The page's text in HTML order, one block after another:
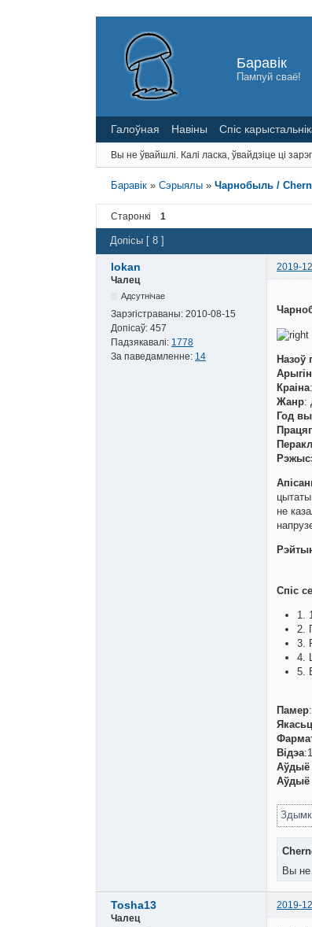
Баравік
Пампуй сваё!
Галоўная Навіны Спіс
Вы не ўвайшлі. Калі ласка, ўвайдзіце ці
Баравік »Сэрыялы »Чарнобыль /
Старонкі 1
Допісы [ 8 ]
lokan
2019-
Чалец
Адсутнічае
Зарэгістраваны: 2010-08-15
Допісаў: 457
Падзякавалі: 1778
За паведамленне: 14 Назоў
Краіна
Жанр:
Год
не
Спіс
1.
2.
3.
4.
5.
Памер
Відэа
Аўдыё
Аўдыё
Вы не
Tosha13
2019-
Чалец